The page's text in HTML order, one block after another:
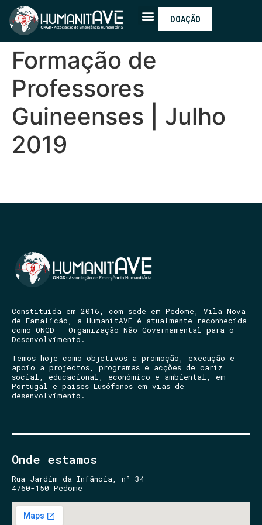
DOAÇÃO
Formação de
Professores
Guineenses | Julho
2019
Constituída em 2016, com sede em Pedome, Vila Nova
de Famalicão, a HumanitAVE é atualmente reconhecida
como ONGD – Organização Não Governamental para o
Desenvolvimento.
Temos hoje como objetivos a promoção, execução e
apoio a projectos, programas e acções de cariz
social, educacional, económico e ambiental, em
Portugal e países Lusófonos em vias de
desenvolvimento.
Onde estamos
Rua Jardim da Infância, nº 34
4760-150 Pedome